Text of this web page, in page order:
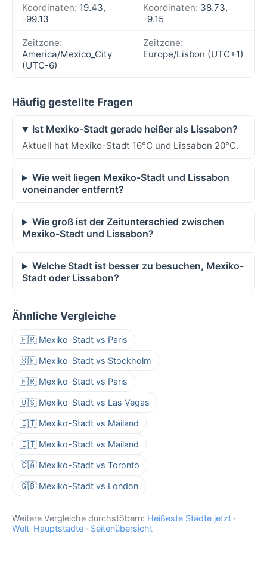
Koordinaten: 19.43,
-99.13
Koordinaten: 38.73,
-9.15
Zeitzone:
America/Mexico_City
(UTC-6)
Zeitzone:
Europe/Lisbon (UTC+1)
Häufig gestellte Fragen
Ist Mexiko-Stadt gerade heißer als Lissabon?
Aktuell hat Mexiko-Stadt 16°C und Lissabon 20°C.
Wie weit liegen Mexiko-Stadt und Lissabon
voneinander entfernt?
Wie groß ist der Zeitunterschied zwischen
Mexiko-Stadt und Lissabon?
Welche Stadt ist besser zu besuchen, Mexiko-
Stadt oder Lissabon?
Ähnliche Vergleiche
🇫🇷 Mexiko-Stadt vs Paris
🇸🇪 Mexiko-Stadt vs Stockholm
🇫🇷 Mexiko-Stadt vs Paris
🇺🇸 Mexiko-Stadt vs Las Vegas
🇮🇹 Mexiko-Stadt vs Mailand
🇮🇹 Mexiko-Stadt vs Mailand
🇨🇦 Mexiko-Stadt vs Toronto
🇬🇧 Mexiko-Stadt vs London
Weitere Vergleiche durchstöbern: Heißeste Städte jetzt ·
Welt-Hauptstädte · Seitenübersicht